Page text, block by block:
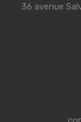
36 avenue